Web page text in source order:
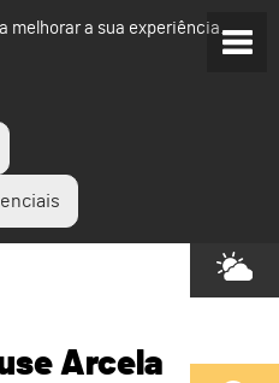
melhorar a sua experiência.
Arcela